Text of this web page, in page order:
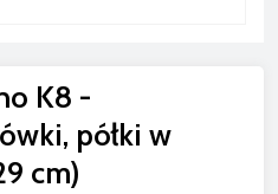
K8 -
półki w
cm)